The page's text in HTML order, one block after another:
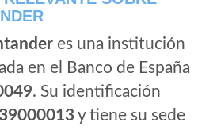
es una institución
en el Banco de España
. Su identificación
y tiene su sede